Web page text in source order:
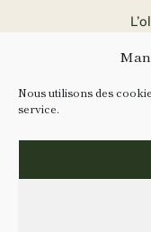
Nous utilisons des
service.